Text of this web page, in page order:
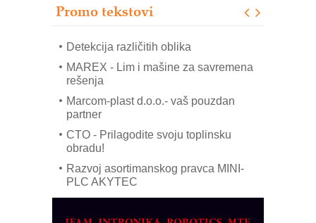
Promo tekstovi
ROSA i SCHUNK podižu proizvodnju
Detekcija različitih oblika
MAREX - Lim i mašine za savremena
rešenja
Marcom-plast d.o.o.- vaš pouzdan
partner
CTO - Prilagodite svoju toplinsku
obradu!
Razvoj asortimanskog pravca MINI-
PLC AKYTEC
dostupan u Srbiji